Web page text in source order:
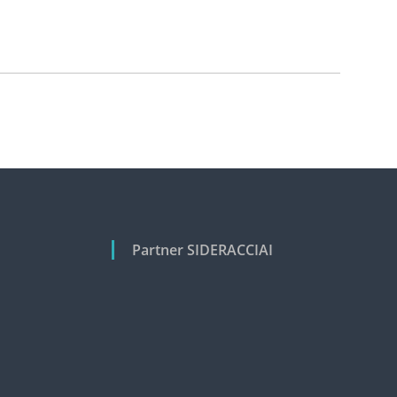
Partner SIDERACCIAI